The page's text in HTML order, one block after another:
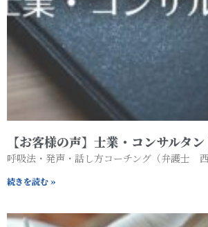
【お客様の声】士業・コンサルタ
呼吸法・発声・話し方コーチング（弁護士
続きを読む »